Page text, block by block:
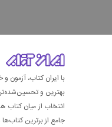
با ایران کتاب، آزمون
بهترین و
انتخاب از میان کتاب
جامع از برترین